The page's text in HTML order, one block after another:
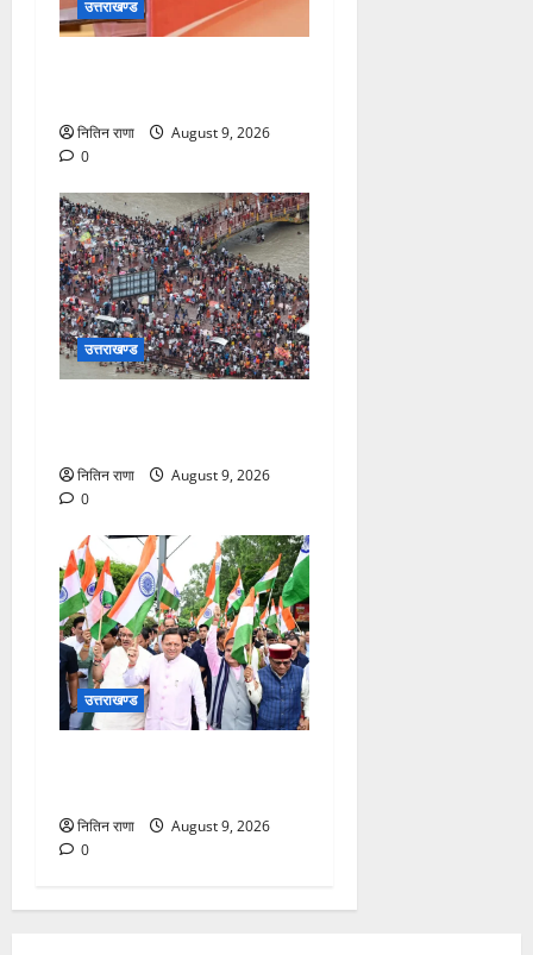
उत्तराखण्ड
नितिन राणा
August 9, 2026
0
उत्तराखण्ड
नितिन राणा
August 9, 2026
0
उत्तराखण्ड
नितिन राणा
August 9, 2026
0